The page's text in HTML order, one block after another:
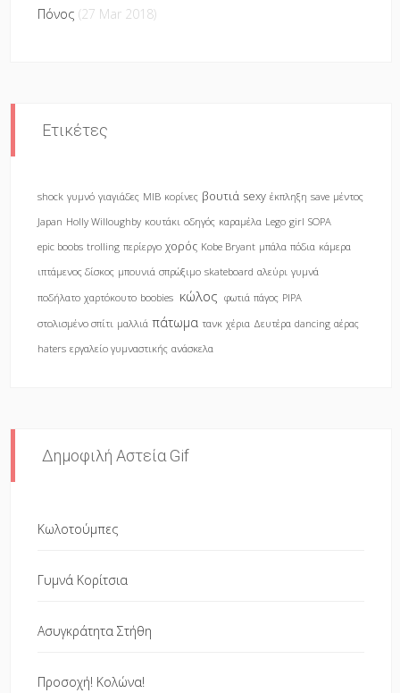
Πόνος (27 Mar 2018)
Ετικέτες
shock γυμνό γιαγιάδες MIB κορίνες βουτιά sexy έκπληξη save μέντος
Japan Holly Willoughby κουτάκι οδηγός καραμέλα Lego girl SOPA
epic boobs trolling περίεργο χορός Kobe Bryant μπάλα πόδια κάμερα
ιπτάμενος δίσκος μπουνιά σπρώξιμο skateboard αλεύρι γυμνά
ποδήλατο χαρτόκουτο boobies κώλος φωτιά πάγος PIPA
στολισμένο σπίτι μαλλιά πάτωμα τανκ χέρια Δευτέρα dancing αέρας
haters εργαλείο γυμναστικής ανάσκελα
Δημοφιλή Αστεία Gif
Κωλοτούμπες
Γυμνά Κορίτσια
Ασυγκράτητα Στήθη
Προσοχή! Κολώνα!